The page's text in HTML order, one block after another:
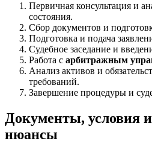
Первичная консультация и
состояния.
Сбор документов и
Подготовка и подача
Судебное заседание и
Работа с арбитражным
Анализ активов и
требований.
Завершение процедуры и
Документы, условия
нюансы